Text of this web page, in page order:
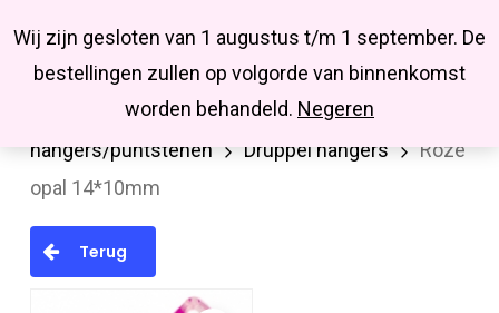
Wij zijn gesloten van 1 augustus t/m 1 september. De
bestellingen zullen op volgorde van binnenkomst
worden behandeld. Negeren
main
Missbluesieraden
searchaccount
Hanger/bedel/tussenstuk
hangers/puntstenen
Druppel hangers
Roze
opal 14*10mm
Terug
Close